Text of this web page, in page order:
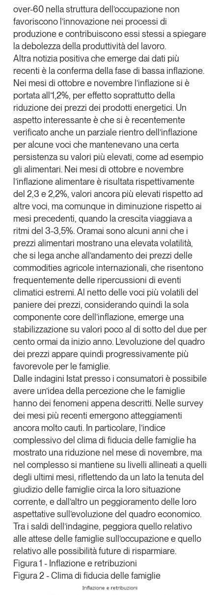
over-60 nella struttura dell’occupazione non
favoriscono l’innovazione nei processi di
produzione e contribuiscono essi stessi a spiegare
la debolezza della produttività del lavoro.
Altra notizia positiva che emerge dai dati più
recenti è la conferma della fase di bassa inflazione.
Nei mesi di ottobre e novembre l’inflazione si è
portata all’1,2%, per effetto soprattutto della
riduzione dei prezzi dei prodotti energetici. Un
aspetto interessante è che si è recentemente
verificato anche un parziale rientro dell’inflazione
per alcune voci che mantenevano una certa
persistenza su valori più elevati, come ad esempio
gli alimentari. Nei mesi di ottobre e novembre
l’inflazione alimentare è risultata rispettivamente
del 2,3 e 2,2%, valori ancora più elevati rispetto ad
altre voci, ma comunque in diminuzione rispetto ai
mesi precedenti, quando la crescita viaggiava a
ritmi del 3-3,5%. Oramai sono alcuni anni che i
prezzi alimentari mostrano una elevata volatilità,
che si lega anche all’andamento dei prezzi delle
commodities agricole internazionali, che risentono
frequentemente delle ripercussioni di eventi
climatici estremi. Al netto delle voci più volatili del
paniere dei prezzi, considerando quindi la sola
componente core dell’inflazione, emerge una
stabilizzazione su valori poco al di sotto del due per
cento ormai da inizio anno. L’evoluzione del quadro
dei prezzi appare quindi progressivamente più
favorevole per le famiglie.
Dalle indagini Istatpresso i consumatori è possibile
avere un’idea della percezione che le famiglie
hanno dei fenomeni appena descritti. Nelle survey
dei mesi più recenti emergono atteggiamenti
ancora molto cauti. In particolare, l’indice
complessivo del clima di fiducia delle famiglie ha
mostrato una riduzione nel mese di novembre, ma
nel complesso si mantiene su livelli allineati a quelli
degli ultimi mesi, riflettendo da un lato la tenuta del
giudizio delle famiglie circa la loro situazione
corrente, e dall’altro un peggioramento delle loro
aspettative sull’evoluzione del quadro economico.
Tra i saldi dell’indagine, peggiora quello relativo
alle attese delle famiglie sull’occupazione e quello
relativo alle possibilità future di risparmiare.
Figura 1 - Inflazione e retribuzioni
Figura 2 - Clima di fiducia delle famiglie